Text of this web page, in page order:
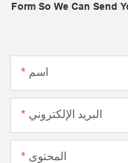
Form So We Can Send
اسم
البريد الإلكتروني
المحتوى